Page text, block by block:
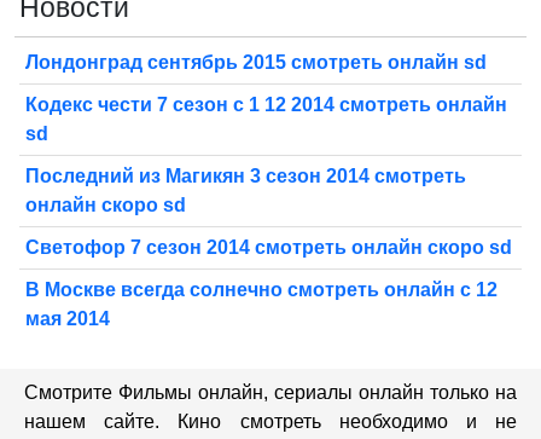
Новости
Лондонград сентябрь 2015 смотреть онлайн sd
Кодекс чести 7 сезон с 1 12 2014 смотреть онлайн
sd
Последний из Магикян 3 сезон 2014 смотреть
онлайн скоро sd
Светофор 7 сезон 2014 смотреть онлайн скоро sd
В Москве всегда солнечно смотреть онлайн с 12
мая 2014
Смотрите Фильмы онлайн, сериалы онлайн только на
нашем сайте. Кино смотреть необходимо и не